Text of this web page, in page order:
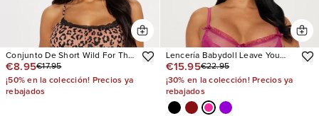
Conjunto De Short Wild For The
Night Ribbed PJ
€8.95€17.95
¡50% en la colección! Precios ya
rebajados
Lencería Babydoll Leave You
Breathless
€15.95€22.95
¡30% en la colección! Precios ya
rebajados